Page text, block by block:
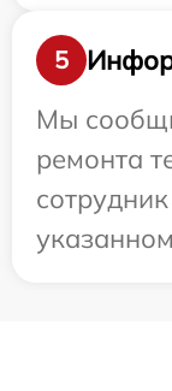
5
Мы
ремонта